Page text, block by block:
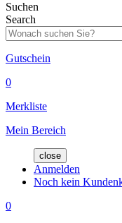
Suchen
Search
Gutschein
0
Merkliste
Mein Bereich
close
Anmelden
Noch kein
0